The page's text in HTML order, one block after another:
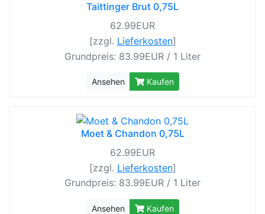
Taittinger Brut 0,75L
62.99EUR
[zzgl. Lieferkosten]
Grundpreis: 83.99EUR / 1 Liter
Ansehen Kaufen
Moet & Chandon 0,75L
62.99EUR
[zzgl. Lieferkosten]
Grundpreis: 83.99EUR / 1 Liter
Ansehen Kaufen